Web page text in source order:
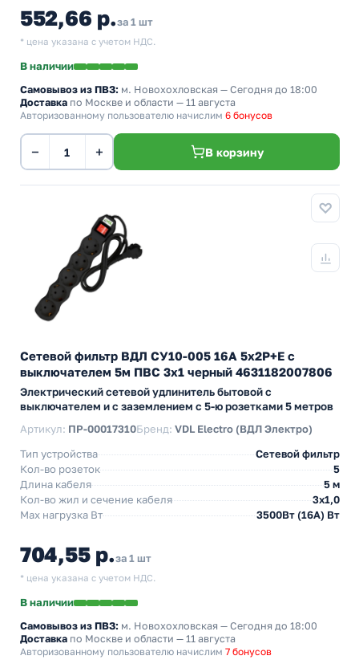
552,66 р.за 1 шт
* цена указана с учетом НДС.
В наличии
Самовывоз из ПВЗ: м. Новохохловская — Сегодня до 18:00
Доставка по Москве и области — 11 августа
Авторизованному пользователю начислим 6 бонусов
− + В корзину
Сетевой фильтр ВДЛ СУ10-005 16А 5х2P+E с
выключателем 5м ПВС 3х1 черный 4631182007806
Электрический сетевой удлинитель бытовой с
выключателем и с заземлением с 5-ю розетками 5 метров
Артикул: ПР-00017310Бренд: VDL Electro (ВДЛ Электро)
Тип устройства
Сетевой фильтр
Кол-во розеток
5
Длина кабеля
5 м
Кол-во жил и сечение кабеля
3х1,0
Max нагрузка Вт
3500Вт (16А) Вт
704,55 р.за 1 шт
* цена указана с учетом НДС.
В наличии
Самовывоз из ПВЗ: м. Новохохловская — Сегодня до 18:00
Доставка по Москве и области — 11 августа
Авторизованному пользователю начислим 7 бонусов